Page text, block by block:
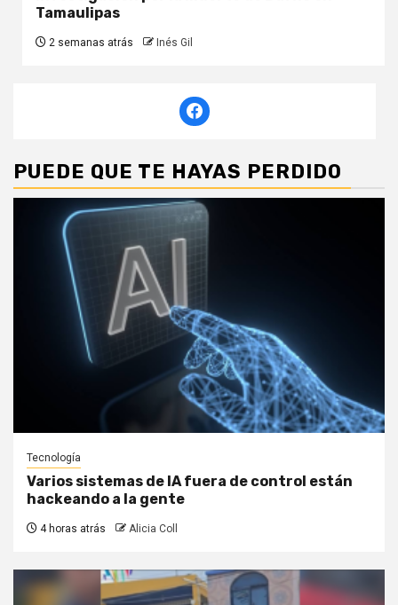
Tamaulipas
2 semanas atrás Inés Gil
PUEDE QUE TE HAYAS PERDIDO
Tecnología
Varios sistemas de IA fuera de control están
hackeando a la gente
4 horas atrás Alicia Coll